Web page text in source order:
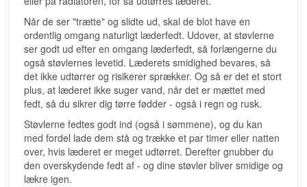
Når de ser "trætte" og slidte ud, skal de blot have en
ordentlig omgang naturligt læderfedt. Udover, at støvlerne
ser godt ud efter en omgang læderfedt, så forlængerne du
også støvlernes levetid. Læderets smidighed bevares, så
det ikke udtørrer og risikerer sprækker. Og så er det et stort
plus, at læderet ikke suger vand, når det er mættet med
fedt, så du sikrer dig tørre fødder - også i regn og rusk.
Støvlerne fedtes godt ind (også i sømmene), og du kan
med fordel lade dem stå og trække et par timer eller natten
over, hvis læderet er meget udtørret. Derefter gnubber du
den overskydende fedt af - og dine støvler bliver smidige og
lækre igen.